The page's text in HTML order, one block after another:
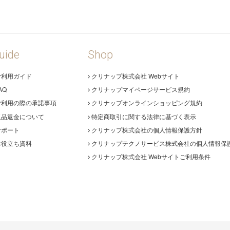
用ガイド
用の際の承諾事項
返金について
ート
立ち資料
Shop
クリナップ株式会社 Webサイト
クリナップマイページサービス規約
クリナップオンラインショッピング規約
特定商取引に関する法律に基づく表示
クリナップ株式会社の個人情報保護方針
クリナップテクノサービス株式会社の個人情報保
クリナップ株式会社 Webサイトご利用条件